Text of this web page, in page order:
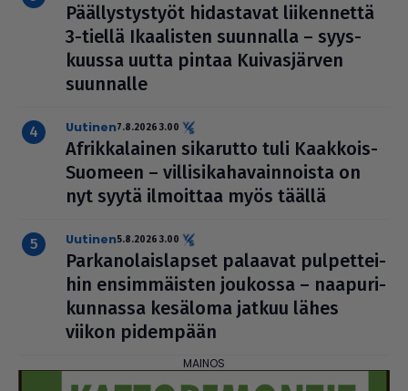
Pääl­lys­tys­työt hidas­ta­vat lii­ken­nettä
3-tiellä Ikaa­lis­ten suunnalla – syys­
kuussa uutta pintaa Kui­vas­jär­ven
suunnalle
uutinen7.8.2026 3.00
Afrik­ka­lai­nen sikarutto tuli Kaakkois-
Suomeen – vil­li­si­ka­ha­vain­noista on
nyt syytä ilmoittaa myös täällä
uutinen5.8.2026 3.00
Par­ka­no­lais­lap­set palaavat pul­pet­tei­
hin ensim­mäis­ten joukossa – naa­pu­ri­
kun­nassa kesäloma jatkuu lähes
viikon pidempään